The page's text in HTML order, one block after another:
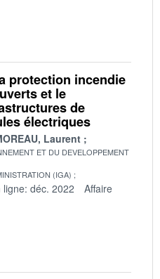
protection incendie
et le
de
électriques
Laurent
ET DU DEVELOPPEMENT
(IGA)
ligne: déc. 2022
Affaire